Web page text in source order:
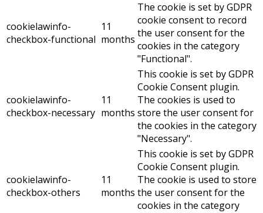
cookielawinfo-
checkbox-functional
11
months
The cookie is set by GDPR
cookie consent to record
the user consent for the
cookies in the category
"Functional".
cookielawinfo-
checkbox-necessary
11
months
This cookie is set by GDPR
Cookie Consent plugin.
The cookies is used to
store the user consent for
the cookies in the category
"Necessary".
cookielawinfo-
checkbox-others
11
months
This cookie is set by GDPR
Cookie Consent plugin.
The cookie is used to store
the user consent for the
cookies in the category